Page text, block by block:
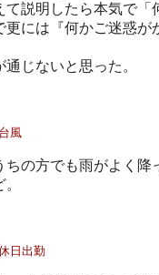
て説明したら本気で
更には『何かご迷惑
じないと思った。
台風
ちの方でも雨がよく降
日出勤